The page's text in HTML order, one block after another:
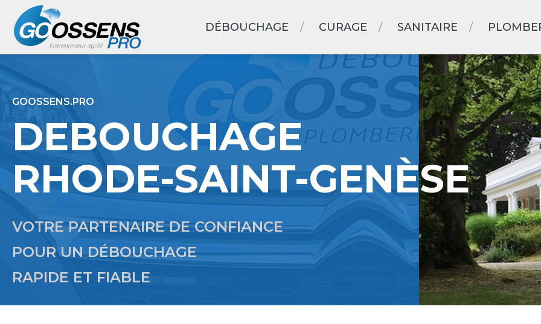
DÉBOUCHAGE CURAGE SANITAIRE
GOOSSENS.PRO
DEBOUCHAGE
RHODE-SAINT-GENÈSE
VOTRE PARTENAIRE DE CONFIANCE
POUR UN DÉBOUCHAGE
RAPIDE ET FIABLE